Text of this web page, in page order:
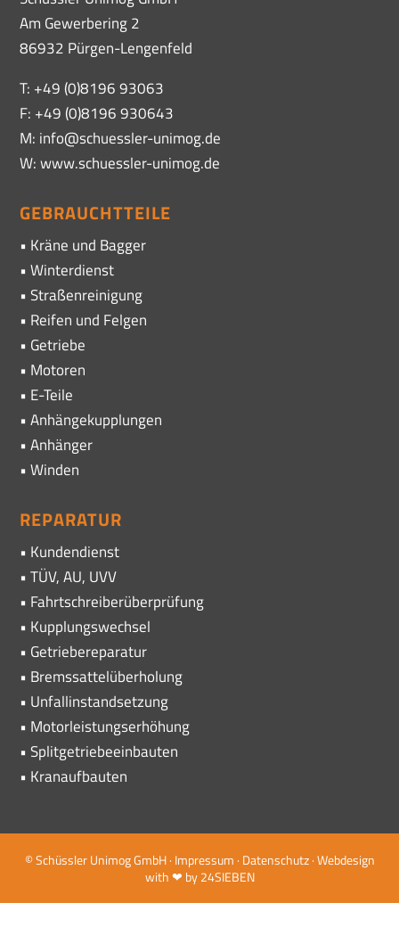
Am Gewerbering 2
86932 Pürgen-Lengenfeld
T: +49 (0)8196 93063
F: +49 (0)8196 930643
M: info@schuessler-unimog.de
W: www.schuessler-unimog.de
GEBRAUCHTTEILE
• Kräne und Bagger
• Winterdienst
• Straßenreinigung
• Reifen und Felgen
• Getriebe
• Motoren
• E-Teile
• Anhängekupplungen
• Anhänger
• Winden
REPARATUR
• Kundendienst
• TÜV, AU, UVV
• Fahrtschreiberüberprüfung
• Kupplungswechsel
• Getriebereparatur
• Bremssattelüberholung
• Unfallinstandsetzung
• Motorleistungserhöhung
• Splitgetriebeeinbauten
• Kranaufbauten
© Schüssler Unimog GmbH · Impressum · Datenschutz· Webdesign
with ❤ by24SIEBEN